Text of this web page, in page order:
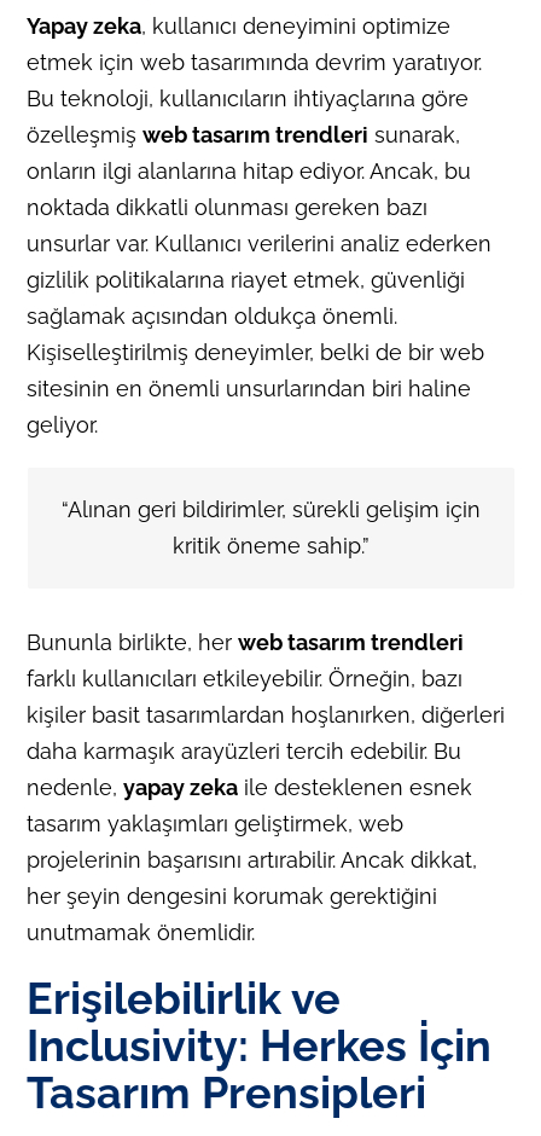
Yapay zeka, kullanıcı deneyimini optimize
etmek için web tasarımında devrim yaratıyor.
Bu teknoloji, kullanıcıların ihtiyaçlarına göre
özelleşmişweb tasarım trendleri sunarak,
onların ilgi alanlarına hitap ediyor. Ancak, bu
noktada dikkatli olunması gereken bazı
unsurlar var. Kullanıcı verilerini analiz ederken
gizlilik politikalarına riayet etmek, güvenliği
sağlamak açısından oldukça önemli.
Kişiselleştirilmiş deneyimler, belki de bir web
sitesinin en önemli unsurlarından biri haline
geliyor.
“Alınan geri bildirimler, sürekli gelişim için
kritik öneme sahip.”
Bununla birlikte, herweb tasarım trendleri
farklı kullanıcıları etkileyebilir. Örneğin, bazı
kişiler basit tasarımlardan hoşlanırken, diğerleri
daha karmaşık arayüzleri tercih edebilir. Bu
nedenle,yapay zeka ile desteklenen esnek
tasarım yaklaşımları geliştirmek, web
projelerinin başarısını artırabilir. Ancak dikkat,
her şeyin dengesini korumak gerektiğini
unutmamak önemlidir.
Erişilebilirlik ve
Inclusivity: Herkes İçin
Tasarım Prensipleri